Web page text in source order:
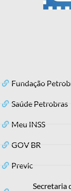
Fundação
Saúde Petrobras
Meu INSS
GOV BR
Previc
Secretaria